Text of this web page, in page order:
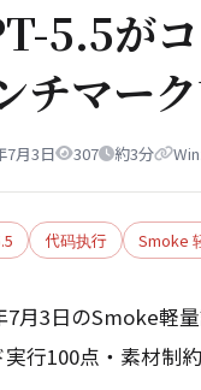
5.5が
チマー
7月3日 307 約3分
代码执行 Smoke
7月3日のSmoke軽
実行100点・素材制